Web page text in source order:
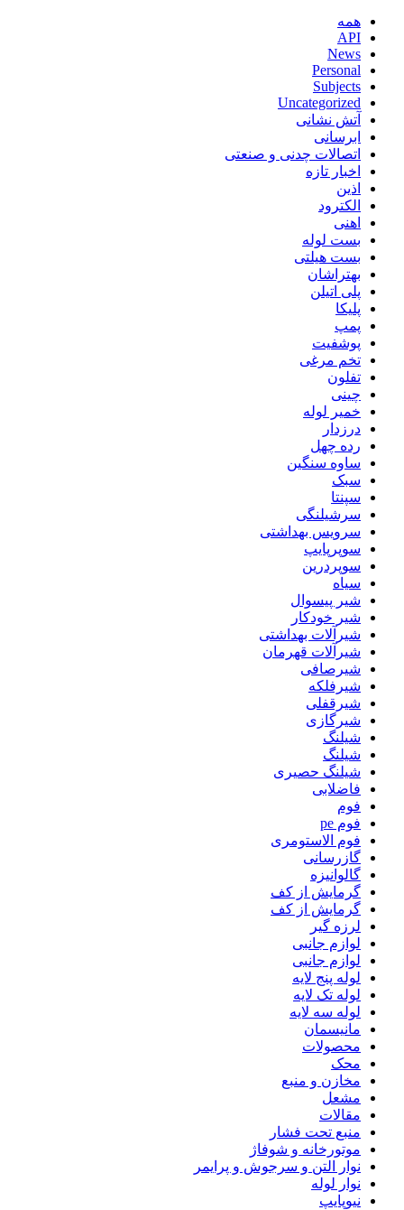
همه
API
News
Personal
Subjects
Uncategorized
آتش نشانی
ابرسانی
اتصالات چدنی و صنعتی
اخبار تازه
اذین
الکترود
اهنی
بست لوله
بست هیلتی
بهتراشان
پلی اتیلن
پلیکا
پمپ
پوشفیت
تخم مرغی
تفلون
چینی
خمیر لوله
درزدار
رده چهل
ساوه سنگین
سبک
سپنتا
سرشیلنگی
سرویس بهداشتی
سوپرپایپ
سوپردرین
سیاه
شیر پیسوال
شیر خودکار
شیرآلات بهداشتی
شیرآلات قهرمان
شیرصافی
شیرفلکه
شیرقفلی
شیرگازی
شیلنگ
شیلنگ
شیلنگ حصیری
فاضلابی
فوم
فوم pe
فوم الاستومری
گازرسانی
گالوانیزه
گرمایش از کف
گرمایش از کف
لرزه گیر
لوازم جانبی
لوازم جانبی
لوله پنج لایه
لوله تک لایه
لوله سه لایه
مانیسمان
محصولات
محک
مخازن و منبع
مشعل
مقالات
منبع تحت فشار
موتورخانه و شوفاژ
نوار التن و سرجوش و پرایمر
نوار لوله
نیوپایپ